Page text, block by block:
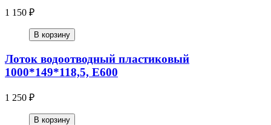
1 150 ₽
В корзину
Лоток водоотводный пластиковый
1000*149*118,5, Е600
1 250 ₽
В корзину